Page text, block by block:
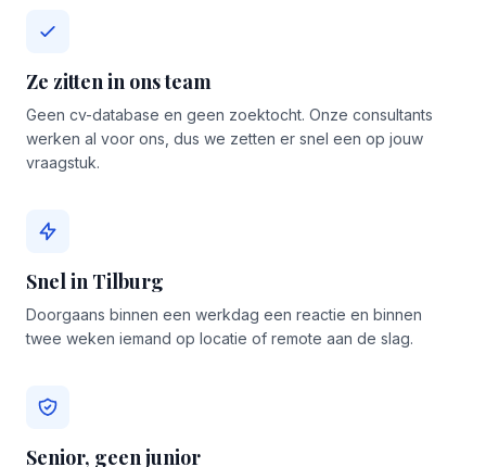
Ze zitten in ons team
Geen cv-database en geen zoektocht. Onze consultants
werken al voor ons, dus we zetten er snel een op jouw
vraagstuk.
Snel in Tilburg
Doorgaans binnen een werkdag een reactie en binnen
twee weken iemand op locatie of remote aan de slag.
Senior, geen junior